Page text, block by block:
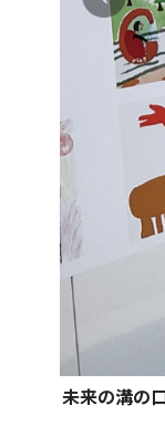
未来の溝の